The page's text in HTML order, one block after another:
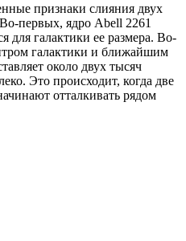
признаки слияния двух
первых, ядро Abell 2261
для галактики ее размера. Во-
галактики и ближайшим
около двух тысяч
Это происходит, когда две
отталкивать рядом